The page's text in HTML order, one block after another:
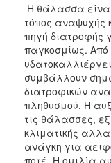
Η θάλασσα
τόπος αναψυχής
πηγή διατροφής
παγκοσμίως. Από
συμβάλλουν
διατροφικών
πληθυσμού. Η
τις θάλασσες,
κλιματικής
ανάγκη για
ποτέ. Η ομιλία